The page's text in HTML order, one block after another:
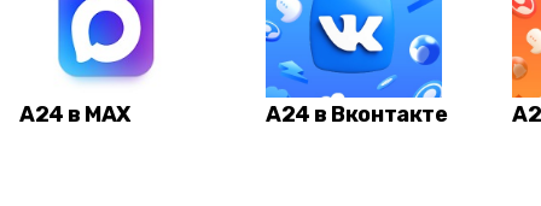
А24 в MAX А24 в Вконтакте